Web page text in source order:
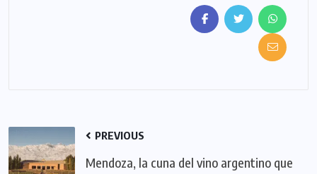
PREVIOUS
Mendoza, la cuna del vino argentino que